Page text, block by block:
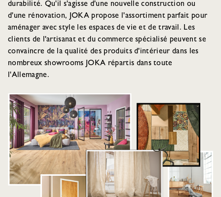
durabilité. Qu'il s'agisse d'une nouvelle construction ou
d'une rénovation, JOKA propose l'assortiment parfait pour
aménager avec style les espaces de vie et de travail. Les
clients de l'artisanat et du commerce spécialisé peuvent se
convaincre de la qualité des produits d'intérieur dans les
nombreux showrooms JOKA répartis dans toute
l'Allemagne.